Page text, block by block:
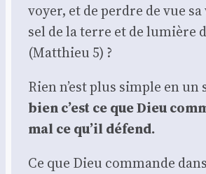
voyer, et de perdre de vue
sel de la terre et de lumière
(Mat­thieu 5) ?
Rien n’est plus simple en un
bien c’est ce que Dieu
mal ce qu’il défend.
Ce que Dieu com­mande